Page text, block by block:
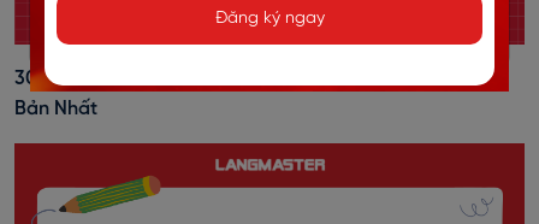
3000 Từ Vựng Tiếng Anh Thông Dụng Theo Chủ Đề Cơ
Bản Nhất
Đăng ký ngay